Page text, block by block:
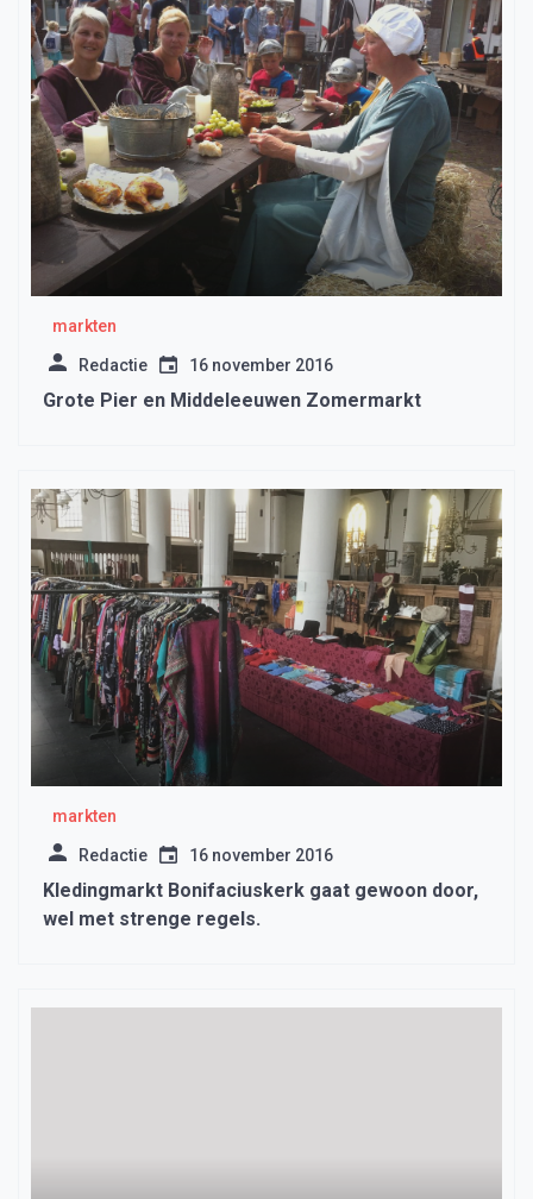
markten
Redactie 16 november 2016
Grote Pier en Middeleeuwen Zomermarkt
markten
Redactie 16 november 2016
Kledingmarkt Bonifaciuskerk gaat gewoon door,
wel met strenge regels.